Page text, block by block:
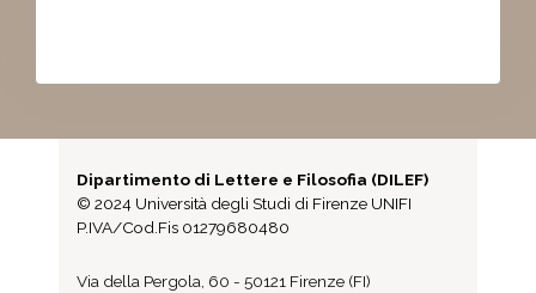
Dipartimento di Lettere e Filosofia (DILEF)
© 2024 Università degli Studi di Firenze UNIFI
P.IVA/Cod.Fis 01279680480
Via della Pergola, 60 - 50121 Firenze (FI)